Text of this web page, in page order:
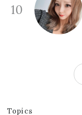
10
Topics